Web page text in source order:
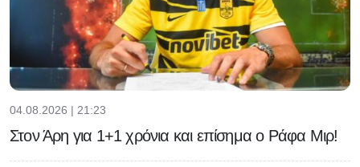
04.08.2026 | 21:23
Στον Άρη για 1+1 χρόνια και επίσημα ο Ράφα Μιρ!